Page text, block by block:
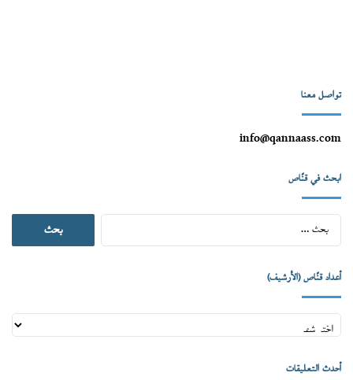
تواصل معنا
info@qannaass.com
ابحث في قنّاص
البحث
أعداد قنّاص (الأرشيف)
أعداد
قنّاص
أحدث التعليقات